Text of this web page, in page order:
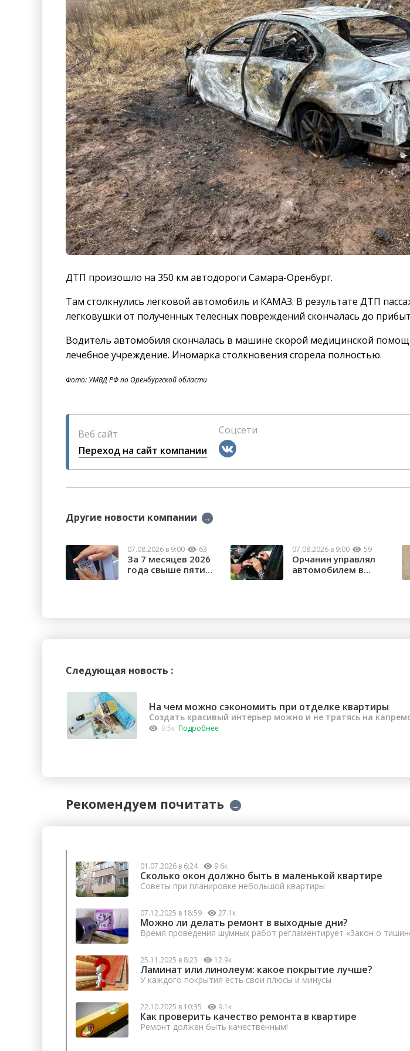
ДТП произошло на 350 км автодороги Самара-Оренбург.
Там столкнулись легковой автомобиль и КАМАЗ. В результате ДТП
легковушки от полученных телесных повреждений скончалась до
Водитель автомобиля скончалась в машине скорой медицинской
лечебное учреждение. Иномарка столкновения сгорела полностью.
Фото: УМВД РФ по Оренбургской области
Веб сайт
Переход на сайт компании
Соцсети
Другие новости компании →
07.08.2026 в 9:00 63
За 7 месяцев 2026
года свыше пяти
07.08.2026 в 9:00 59
Орчанин управлял
автомобилем в
Следующая новость :
На чем можно сэкономить при отделке квартиры
Создать красивый интерьер можно и не тратясь на
9.5к Подробнее
Рекомендуем почитать →
01.07.2026 в 6:24 9.6к
Сколько окон должно быть в маленькой квартире
Советы при планировке небольшой квартиры
07.12.2025 в 18:59 27.1к
Можно ли делать ремонт в выходные дни?
Время проведения шумных работ регламентирует «Закон о
25.11.2025 в 8:23 12.9к
Ламинат или линолеум: какое покрытие лучше?
У каждого покрытия есть свои плюсы и минусы
22.10.2025 в 10:35 9.1к
Как проверить качество ремонта в квартире
Ремонт должен быть качественным!